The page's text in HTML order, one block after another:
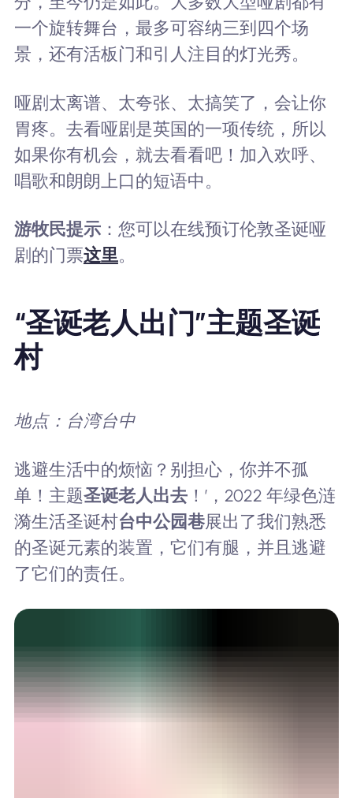
一个旋转舞台，最多可容纳三到四个场
景，还有活板门和引人注目的灯光秀。
哑剧太离谱、太夸张、太搞笑了，会让你
胃疼。去看哑剧是英国的一项传统，所以
如果你有机会，就去看看吧！加入欢呼、
唱歌和朗朗上口的短语中。
游牧民提示：您可以在线预订伦敦圣诞哑
剧的门票这里。
“圣诞老人出门”主题圣诞
村
地点：台湾台中
逃避生活中的烦恼？别担心，你并不孤
单！主题圣诞老人出去！’，2022 年绿色涟
漪生活圣诞村台中公园巷展出了我们熟悉
的圣诞元素的装置，它们有腿，并且逃避
了它们的责任。